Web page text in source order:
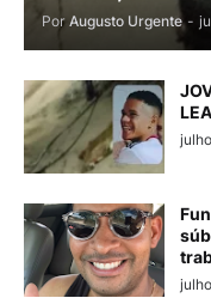
Por Augusto Urgente -